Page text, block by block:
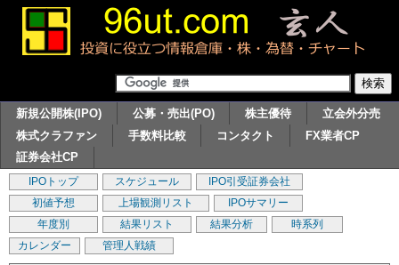
新規公開株(IPO) 公募・売出(PO) 株主優待
立会外分売
株式クラファン
手数料比較 コンタクト
FX業者CP
証券会社CP
IPOトップ スケジュール
IPO引受証券会社
初値予想
上場観測リスト
IPOサマリー
年度別
結果リスト 結果分析
時系列
カレンダー
管理人戦績